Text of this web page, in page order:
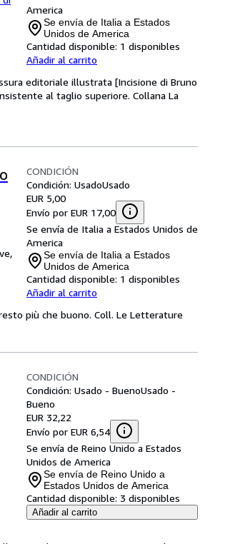
America
Se envía de Italia a Estados
Unidos de America
Cantidad disponible: 1 disponibles
Añadir al carrito
editoriale illustrata [Incisione di Bruno
al taglio superiore. Collana La
CONDICIÓN
Condición: UsadoUsado
EUR 5,00
Envío por EUR 17,00
Se envía de Italia a Estados Unidos de
America
Se envía de Italia a Estados
Unidos de America
Cantidad disponible: 1 disponibles
Añadir al carrito
più che buono. Coll. Le Letterature
CONDICIÓN
Condición: Usado - BuenoUsado -
Bueno
EUR 32,22
Envío por EUR 6,54
Se envía de Reino Unido a Estados
Unidos de America
Se envía de Reino Unido a
Estados Unidos de America
Cantidad disponible: 3 disponibles
Añadir al carrito